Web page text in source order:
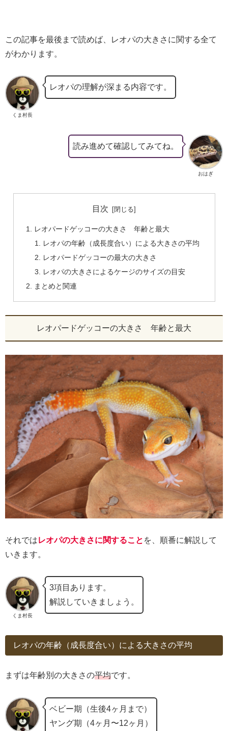
この記事を最後まで読めば、レオパの大きさに関する全て
がわかります。
くま村長
レオパの理解が深まる内容です。
おはぎ
読み進めて確認してみてね。
目次
レオパードゲッコーの大きさ 年齢と最大
レオパの年齢（成長度合い）による大きさの平均
レオパードゲッコーの最大の大きさ
レオパの大きさによるケージのサイズの目安
まとめと関連
レオパードゲッコーの大きさ 年齢と最大
それではレオパの大きさに関すること を、順番に解説して
いきます。
くま村長
3項目あります。
解説していきましょう。
レオパの年齢（成長度合い）による大きさの平均
まずは年齢別の大きさの平均です。
ベビー期（生後4ヶ月まで）
ヤング期（4ヶ月〜12ヶ月）